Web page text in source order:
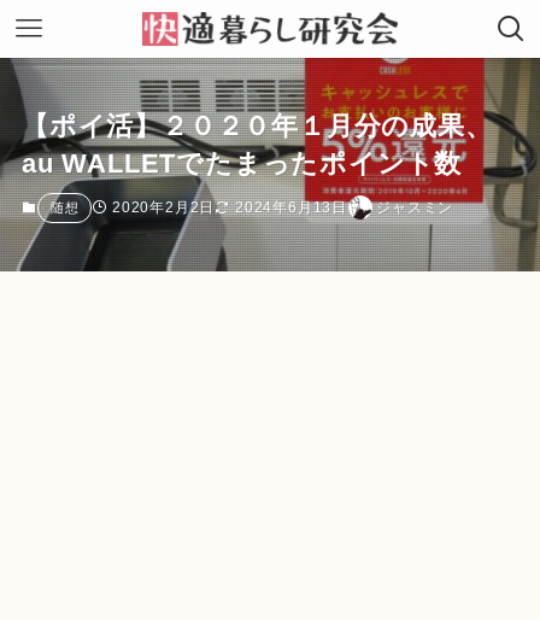
【ポイ活】２０２０年１月分の成果、
au WALLETでたまったポイント数
随想 2020年2月2日 2024年6月13日 ジャスミン